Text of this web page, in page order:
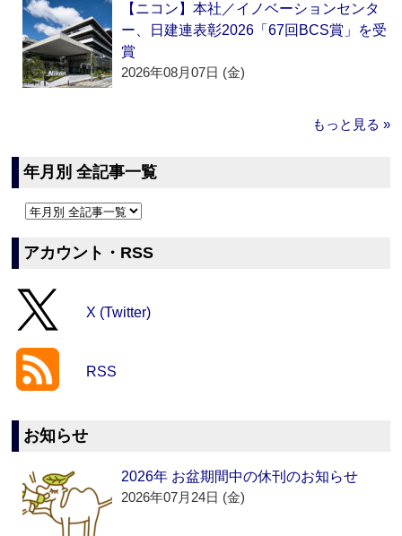
【ニコン】本社／イノベーションセンタ
ー、日建連表彰2026「67回BCS賞」を受
賞
2026年08月07日 (金)
もっと見る »
年月別 全記事一覧
アカウント・RSS
X (Twitter)
RSS
お知らせ
2026年 お盆期間中の休刊のお知らせ
2026年07月24日 (金)